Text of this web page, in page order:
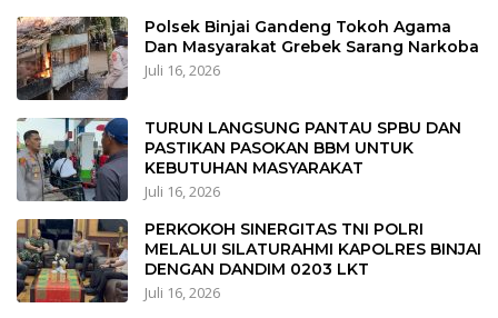
Polsek Binjai Gandeng Tokoh Agama
Dan Masyarakat Grebek Sarang Narkoba
Juli 16, 2026
TURUN LANGSUNG PANTAU SPBU DAN
PASTIKAN PASOKAN BBM UNTUK
KEBUTUHAN MASYARAKAT
Juli 16, 2026
PERKOKOH SINERGITAS TNI POLRI
MELALUI SILATURAHMI KAPOLRES BINJAI
DENGAN DANDIM 0203 LKT
Juli 16, 2026